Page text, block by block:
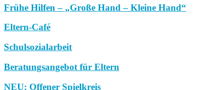
Frühe Hilfen – „Große Hand – Kleine Hand“
Eltern-Café
Schulsozialarbeit
Beratungsangebot für Eltern
NEU: Offener Spielkreis